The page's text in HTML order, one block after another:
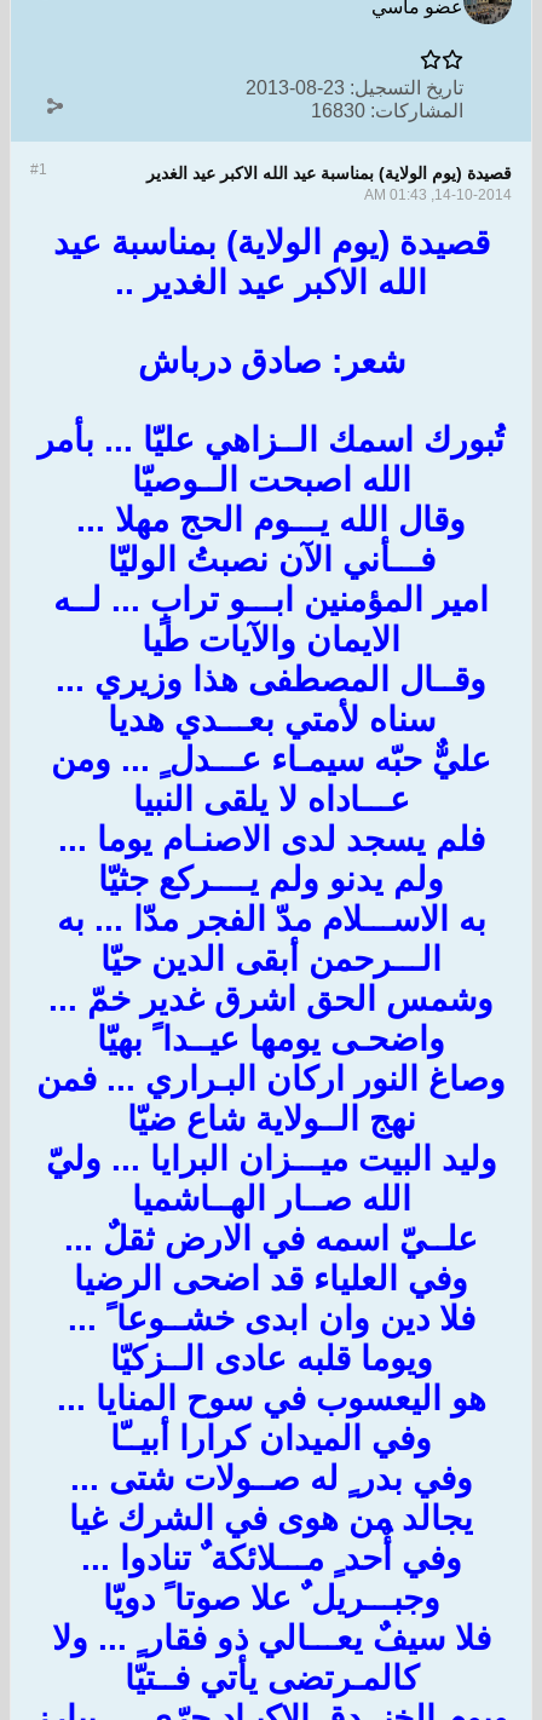
عضو ماسي
تاريخ التسجيل: 23-08-2013
المشاركات: 16830
#1 قصيدة (يوم الولاية) بمناسبة عيد الله الاكبر عيد الغدير
14-10-2014, 01:43 AM
قصيدة (يوم الولاية) بمناسبة عيد
الله الاكبر عيد الغدير ..
شعر: صادق درباش
تُبورك اسمك الــزاهي عليّا ... بأمر
الله اصبحت الــوصيّا
وقال الله يـــوم الحج مهلا ...
فـــأني الآن نصبتُ الوليّا
امير المؤمنين ابـــو ترابٍ ... لــه
الايمان والآيات طيا
وقــال المصطفى هذا وزيري ...
سناه لأمتي بعـــدي هديا
عليٌّ حبّه سيمـاء عـــدل ٍ ... ومن
عـــاداه لا يلقى النبيا
فلم يسجد لدى الاصنـام يوما ...
ولم يدنو ولم يــــركع جثيّا
به الاســـلام مدّ الفجر مدّا ... به
الـــرحمن أبقى الدين حيّا
وشمس الحق اشرق غدير خمّ ...
واضحـى يومها عيــدا ً بهيّا
وصاغ النور اركان البـراري ... فمن
نهج الــولاية شاع ضيّا
وليد البيت ميـــزان البرايا ... وليّ
الله صــار الهــاشميا
علــيّ اسمه في الارض ثقلٌ ...
وفي العلياء قد اضحى الرضيا
فلا دين وان ابدى خشــوعا ً ...
ويوما قلبه عادى الــزكيّا
هو اليعسوب في سوح المنايا ...
وفي الميدان كرارا أبيــّا
وفي بدر ٍ له صــولات شتى ...
يجالد من هوى في الشرك غيا
وفي أٌحد ٍ مـــلائكة ٌ تنادوا ...
وجبـــريل ٌ علا صوتا ً دويّا
فلا سيفٌ يعـــالي ذو فقار ٍ ... ولا
كالمـرتضى يأتي فــتيّا